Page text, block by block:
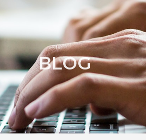
BLOG